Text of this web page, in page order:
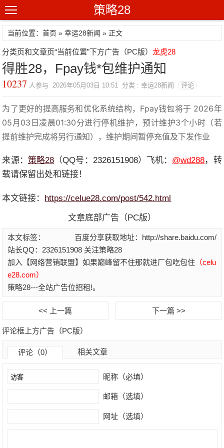
策略28
当前位置：首页 »幸运28新闻 » 正文
分类页和文章页“当前位置”下方广告（PC版）龙虎28
得胜28，Fpay钱*包维护通知
10237 人参与 2026年05月03日 10:51 分类 : 幸运28新闻 评论
为了更好的提高服务和优化系统结构，Fpay钱包将于 2026年
05月03日凌晨01:30分进行停机维护，预计维护3个小时（若
提前维护完成将另行通知），维护期间暂停充值及下发作业
来源： 策略28 （QQ号：2326151908）飞机： @wd288，转
载请保留出处和链接！
本文链接： https://celue28.com/post/542.html
文章底部广告（PC版）
百度分享获取地址：http://share.baidu.com/
本文标签：
站长QQ：2326151908 关注策略28
加入【网络营销联盟】如果巅峰留不住那就进厂包吃包住 （celu
e28.com）
策略28---全站广告位招租!。
<< 上一篇 下一篇 >>
评论框上方广告（PC版）
评论（0） 相关文章
昵称（必填）
邮箱（选填）
网址（选填）